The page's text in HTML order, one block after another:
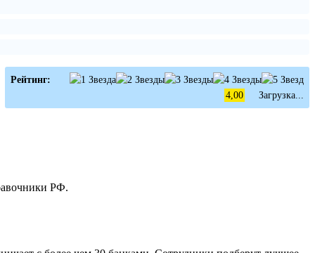
Рейтинг:
4,00
Загрузка...
РФ.